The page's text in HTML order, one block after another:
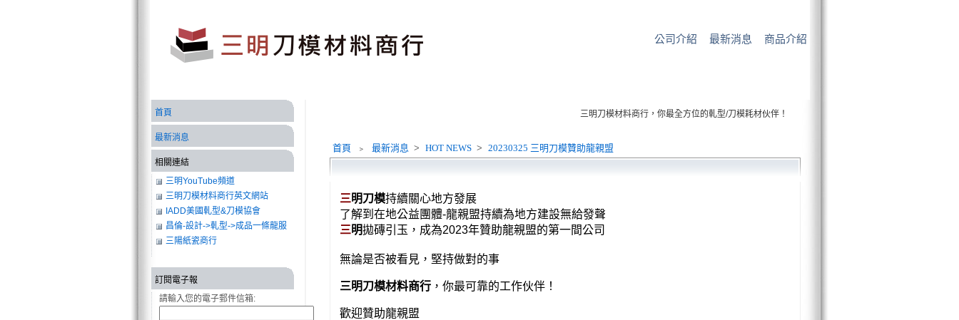
公司介紹 最新消息 商品介紹
三明刀模材料商行，你最全方位的軋型/刀模耗材伙伴！
首頁 ﹥ 最新消息 > HOT NEWS > 20230325 三明刀模贊助龍親盟
三明刀模持續關心地方發展
了解到在地公益團體-龍親盟持續為地方建設無給發聲
三明拋磚引玉，成為2023年贊助龍親盟的第一間公司
無論是否被看見， 堅持做對的事
三明刀模材料商行 ，你最可靠的工作伙伴！
歡迎贊助龍親盟
首頁
最新消息
相關連結
三明YouTube頻道
三明刀模材料商行英文網站
IADD美國軋型&刀模協會
昌倫-設計->軋型->成品一條龍服
務
三陽紙瓷商行
訂閱電子報
請輸入您的電子郵件信箱: